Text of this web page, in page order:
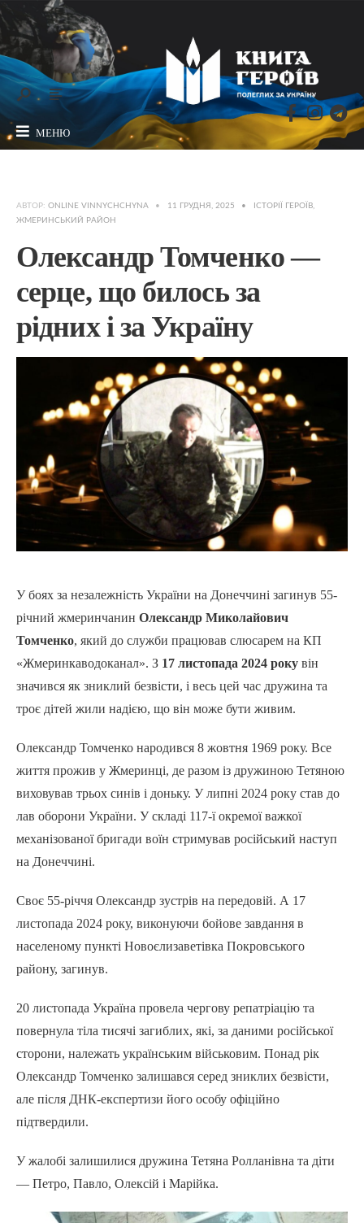
МЕНЮ
АВТОР: ONLINE VINNYCHCHYNA • 11 ГРУДНЯ, 2025 • ІСТОРІЇ ГЕРОЇВ,
ЖМЕРИНСЬКИЙ РАЙОН
Олександр Томченко —
серце, що билось за
рідних і за Україну
У боях за незалежність України на Донеччині загинув 55-
річний жмеринчанин Олександр Миколайович
Томченко, який до служби працював слюсарем на КП
«Жмеринкаводоканал». З 17 листопада 2024 року він
значився як зниклий безвісти, і весь цей час дружина та
троє дітей жили надією, що він може бути живим.
Олександр Томченко народився 8 жовтня 1969 року. Все
життя прожив у Жмеринці, де разом із дружиною Тетяною
виховував трьох синів і доньку. У липні 2024 року став до
лав оборони України. У складі 117-ї окремої важкої
механізованої бригади воїн стримував російський наступ
на Донеччині.
Своє 55-річчя Олександр зустрів на передовій. А 17
листопада 2024 року, виконуючи бойове завдання в
населеному пункті Новоєлизаветівка Покровського
району, загинув.
20 листопада Україна провела чергову репатріацію та
повернула тіла тисячі загиблих, які, за даними російської
сторони, належать українським військовим. Понад рік
Олександр Томченко залишався серед зниклих безвісти,
але після ДНК-експертизи його особу офіційно
підтвердили.
У жалобі залишилися дружина Тетяна Ролланівна та діти
— Петро, Павло, Олексій і Марійка.